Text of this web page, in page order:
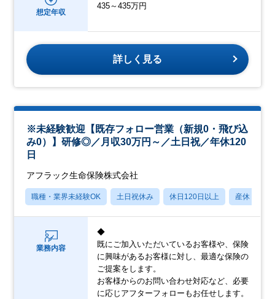
想定年収
435～435万円
詳しく見る
※未経験歓迎【既存フォロー営業（新規0・飛び込
み0）】研修◎／月収30万円～／土日祝／年休120
日
アフラック生命保険株式会社
職種・業界未経験OK 土日祝休み 休日120日以上 産休・育休
業務内容
◆
既にご加入いただいているお客様や、保険
に興味があるお客様に対し、最適な保険の
ご提案をします。
お客様からのお問い合わせ対応など、必要
に応じアフターフォローもお任せします。